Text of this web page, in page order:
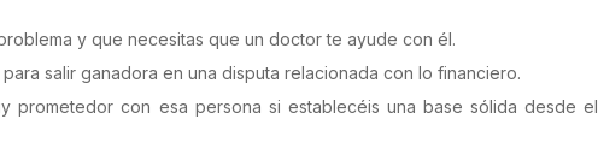
y que necesitas que un doctor te ayude con él.
salir ganadora en una disputa relacionada con lo financiero.
prometedor con esa persona si establecéis una base sólida desde el